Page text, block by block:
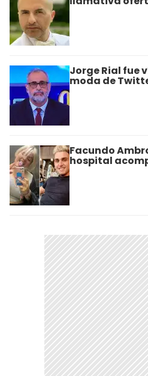
Jorge Rial fue
moda de
Facundo
hospital